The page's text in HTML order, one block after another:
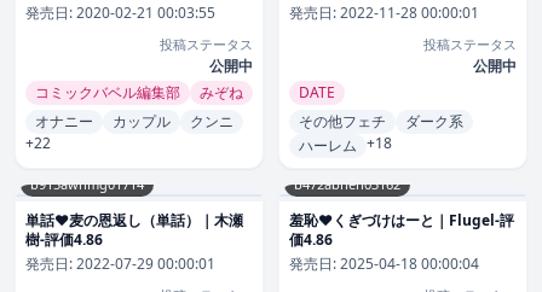
発売日:2020-02-21 00:03:55
投稿ステータス
公開中
コミックバベル編集部
みぞね
オナニー
カップル
クンニ
+22
発売日:2022-11-28 00:00:01
投稿ステータス
公開中
DATE
その他フェチ
ダーク系
ハーレム +18
b915awnmg01714
単話❤麦の恩返し（単話）｜木瀬
樹-評価4.86
発売日:2022-07-29 00:00:01
b472abnen03162
羞恥❤くぎづけはーと｜Flugel-評
価4.86
発売日:2025-04-18 00:00:04